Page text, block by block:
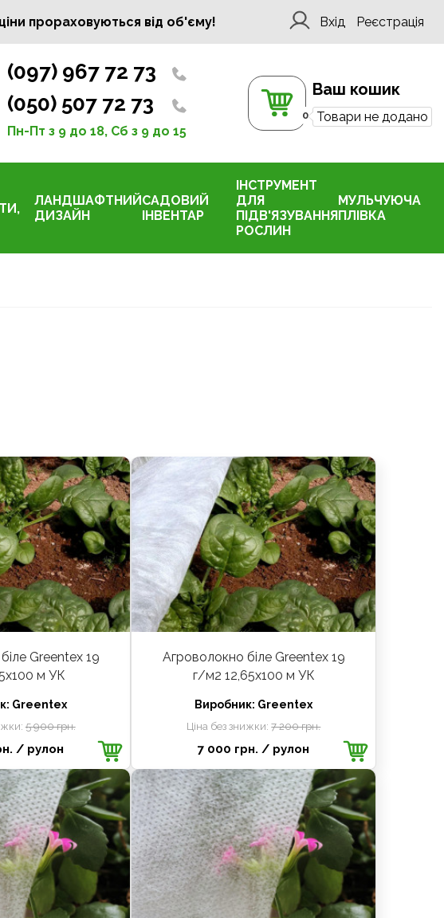
прораховуються від об'єму! Вхід Реєстрація
(097) 967 72 73
(050) 507 72 73
Пн-Пт з 9 до 18, Сб з 9 до 15
0
Ваш кошик
Товари не додано
ЛАНДШАФТНИЙ
ДИЗАЙН
САДОВИЙ
ІНВЕНТАР
ІНСТРУМЕНТ
ДЛЯ
ПІДВ'ЯЗУВАННЯ
РОСЛИН
МУЛЬЧУЮЧА
ПЛІВКА
Greentex 19
м УК
Greentex
5 900 грн.
/ рулон
Агроволокно біле Greentex 19
г/м2 12,65x100 м УК
Виробник: Greentex
Ціна без знижки:7 200 грн.
7 000 грн. / рулон